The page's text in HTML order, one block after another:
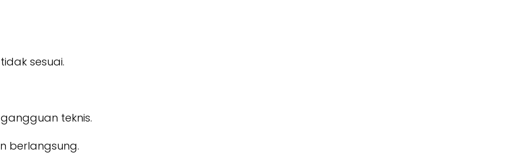
sesuai.
teknis.
berlangsung.